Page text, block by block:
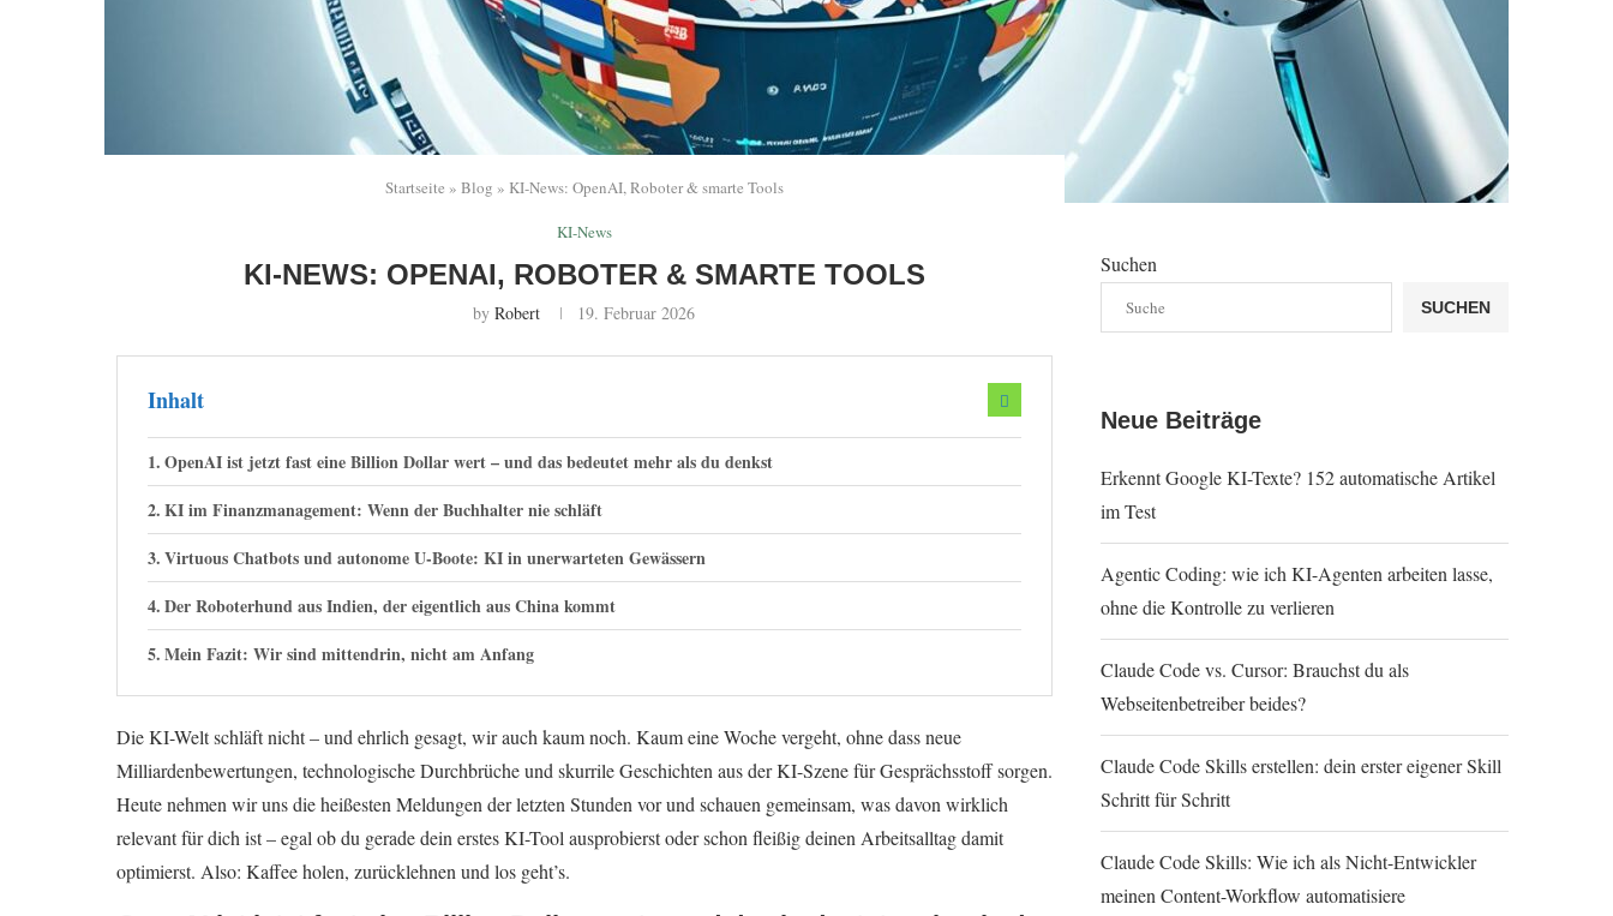
Startseite » Blog » KI-News: OpenAI, Roboter & smarte Tools
KI-News
KI-NEWS: OPENAI, ROBOTER & SMARTE TOOLS
byRobert 19. Februar 2026
Inhalt
OpenAI ist jetzt fast eine Billion Dollar wert – und das bedeutet mehr als du denkst
KI im Finanzmanagement: Wenn der Buchhalter nie schläft
Virtuous Chatbots und autonome U-Boote: KI in unerwarteten Gewässern
Der Roboterhund aus Indien, der eigentlich aus China kommt
Mein Fazit: Wir sind mittendrin, nicht am Anfang
Die KI-Welt schläft nicht – und ehrlich gesagt, wir auch kaum noch. Kaum eine Woche vergeht, ohne dass neue
Milliardenbewertungen, technologische Durchbrüche und skurrile Geschichten aus der KI-Szene für Gesprächsstoff sorgen.
Heute nehmen wir uns die heißesten Meldungen der letzten Stunden vor und schauen gemeinsam, was davon wirklich
relevant für dich ist – egal ob du gerade dein erstes KI-Tool ausprobierst oder schon fleißig deinen Arbeitsalltag damit
optimierst. Also: Kaffee holen, zurücklehnen und los geht’s.
Suchen
SUCHEN
Neue Beiträge
Erkennt Google KI-Texte? 152 automatische Artikel
im Test
Agentic Coding: wie ich KI-Agenten arbeiten lasse,
ohne die Kontrolle zu verlieren
Claude Code vs. Cursor: Brauchst du als
Webseitenbetreiber beides?
Claude Code Skills erstellen: dein erster eigener Skill
Schritt für Schritt
Claude Code Skills: Wie ich als Nicht-Entwickler
meinen Content-Workflow automatisiere